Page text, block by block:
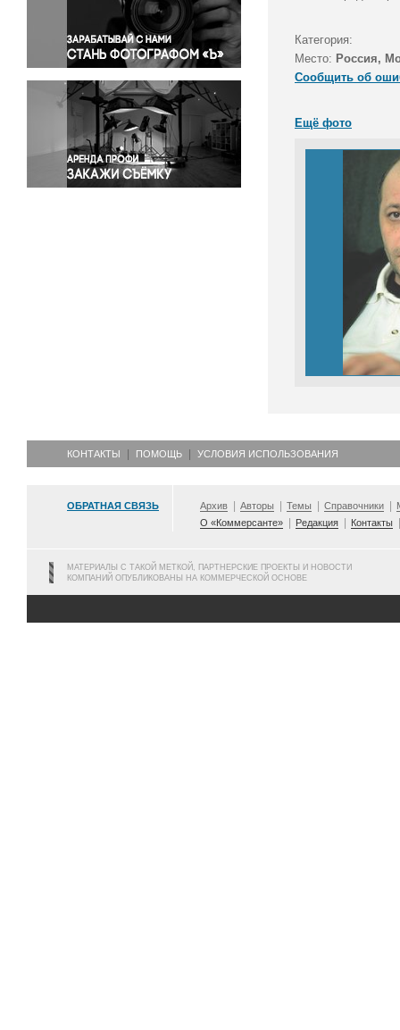
Правосудие
Происшествия и конфликты
Религия
Светская жизнь
Спорт
Экология
Экономика и бизнес
Категория:
Место: Россия,
Сообщить об
Ещё фото
КОНТАКТЫ ПОМОЩЬ УСЛОВИЯ ИСПОЛЬЗОВАНИЯ
ОБРАТНАЯ СВЯЗЬ Архив Авторы Темы Справочники
О «Коммерсанте»
Редакция Контакты
МАТЕРИАЛЫ С ТАКОЙ МЕТКОЙ, ПАРТНЕРСКИЕ ПРОЕКТЫ И НОВОСТИ
КОМПАНИЙ ОПУБЛИКОВАНЫ НА КОММЕРЧЕСКОЙ ОСНОВЕ